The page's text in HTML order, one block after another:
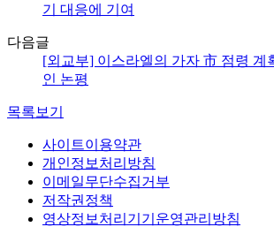
기 대응에 기여
다음글
[외교부] 이스라엘의 가자 市 점령 계
인 논평
목록보기
사이트이용약관
개인정보처리방침
이메일무단수집거부
저작권정책
영상정보처리기기운영관리방침